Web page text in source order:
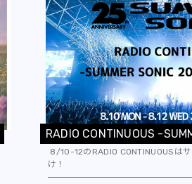
RADIO CONTINUOUS -SUM
8/10-12のRADIO CONTINUOUSは
け！